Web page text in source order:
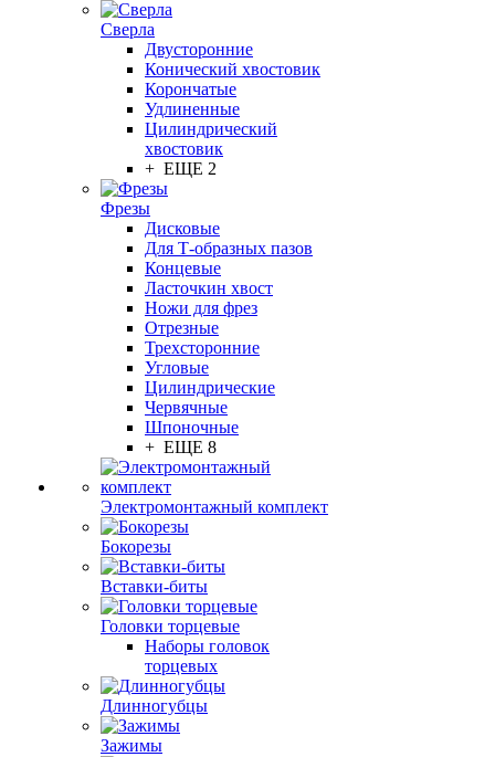
Сверла
Двусторонние
Конический хвостовик
Корончатые
Удлиненные
Цилиндрический
хвостовик
+ ЕЩЕ 2
Фрезы
Дисковые
Для Т-образных пазов
Концевые
Ласточкин хвост
Ножи для фрез
Отрезные
Трехсторонние
Угловые
Цилиндрические
Червячные
Шпоночные
+ ЕЩЕ 8
Электромонтажный комплект
Бокорезы
Вставки-биты
Головки торцевые
Наборы головок
торцевых
Длинногубцы
Зажимы